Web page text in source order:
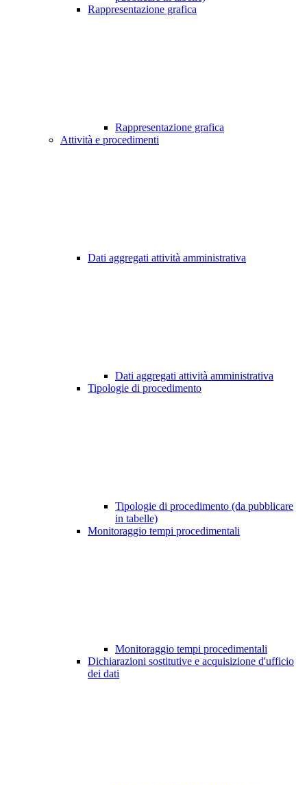
Rappresentazione grafica
Rappresentazione grafica
Attività e procedimenti
Dati aggregati attività amministrativa
Dati aggregati attività amministrativa
Tipologie di procedimento
Tipologie di procedimento (da pubblicare
in tabelle)
Monitoraggio tempi procedimentali
Monitoraggio tempi procedimentali
Dichiarazioni sostitutive e acquisizione d'ufficio
dei dati